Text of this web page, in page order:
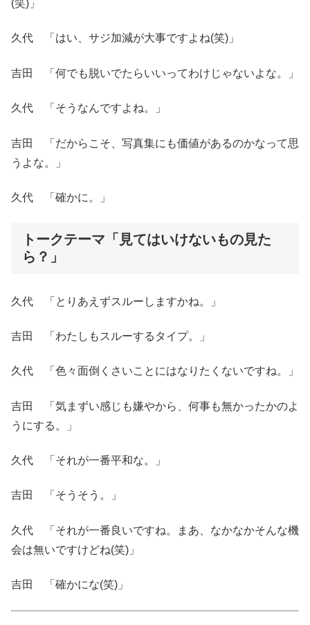
(笑)」
久代 「はい、サジ加減が大事ですよね(笑)」
吉田 「何でも脱いでたらいいってわけじゃないよな。」
久代 「そうなんですよね。」
吉田 「だからこそ、写真集にも価値があるのかなって思
うよな。」
久代 「確かに。」
トークテーマ「見てはいけないもの見た
ら？」
久代 「とりあえずスルーしますかね。」
吉田 「わたしもスルーするタイプ。」
久代 「色々面倒くさいことにはなりたくないですね。」
吉田 「気まずい感じも嫌やから、何事も無かったかのよ
うにする。」
久代 「それが一番平和な。」
吉田 「そうそう。」
久代 「それが一番良いですね。まあ、なかなかそんな機
会は無いですけどね(笑)」
吉田 「確かにな(笑)」